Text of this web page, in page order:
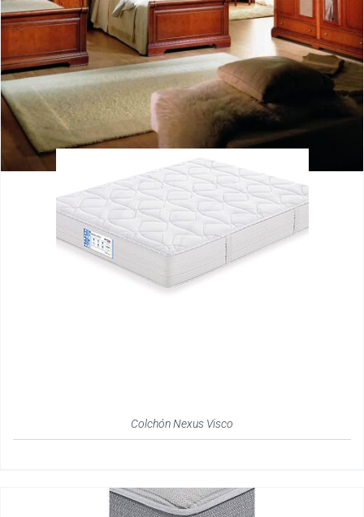
Cama Desiree
Colchón Nexus Visco